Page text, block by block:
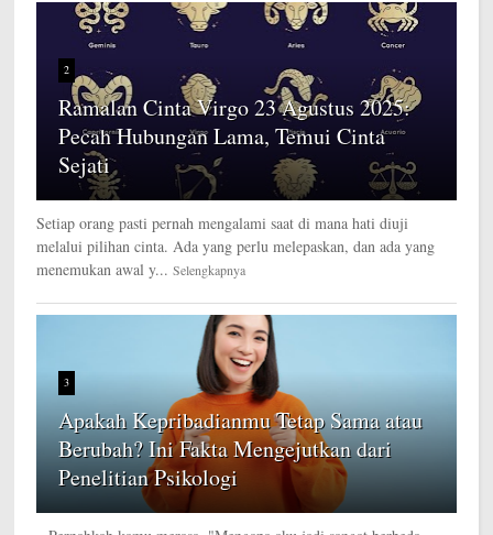
2
Ramalan Cinta Virgo 23 Agustus 2025:
Pecah Hubungan Lama, Temui Cinta
Sejati
Setiap orang pasti pernah mengalami saat di mana hati diuji
melalui pilihan cinta. Ada yang perlu melepaskan, dan ada yang
menemukan awal y... Selengkapnya
3
Apakah Kepribadianmu Tetap Sama atau
Berubah? Ini Fakta Mengejutkan dari
Penelitian Psikologi